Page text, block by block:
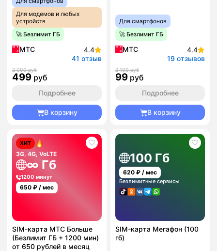
Для модемов и любых
устройств
🚀 Безлимит ГБ
МТС
4.4
41 отзыв
2 099 руб
499 руб
Подробнее
В корзину
Для смартфонов
🚀 Безлимит ГБ
МТС
4.4
19 отзывов
2 199 руб
99 руб
Подробнее
В корзину
ХИТ
3G, 4G, VoLTE
∞ Гб
1200 минут
650 ₽ / мес
SIM-карта МТС Больше
(Безлимит ГБ + 1200 мин)
от 650 рублей в месяц
100 Гб
620 ₽ / мес
Безлимитные сервисы
SIM-карта Мегафон (100
гб)